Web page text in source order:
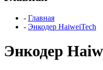
- Главная
- Энкодер HaiweiTech
Энкодер